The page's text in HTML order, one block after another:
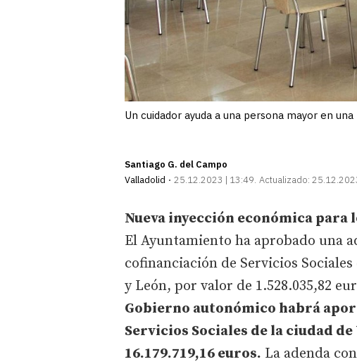
Un cuidador ayuda a una persona mayor en
Santiago G. del Campo
Valladolid
25.12.2023 | 13:49 Actualizado:
Nueva inyección económica para
El Ayuntamiento ha aprobado una
cofinanciación de Servicios
y León, por valor de 1.528.035,82
Gobierno autonómico habrá
Servicios Sociales de la ciudad
16.179.719,16 euros. La adenda